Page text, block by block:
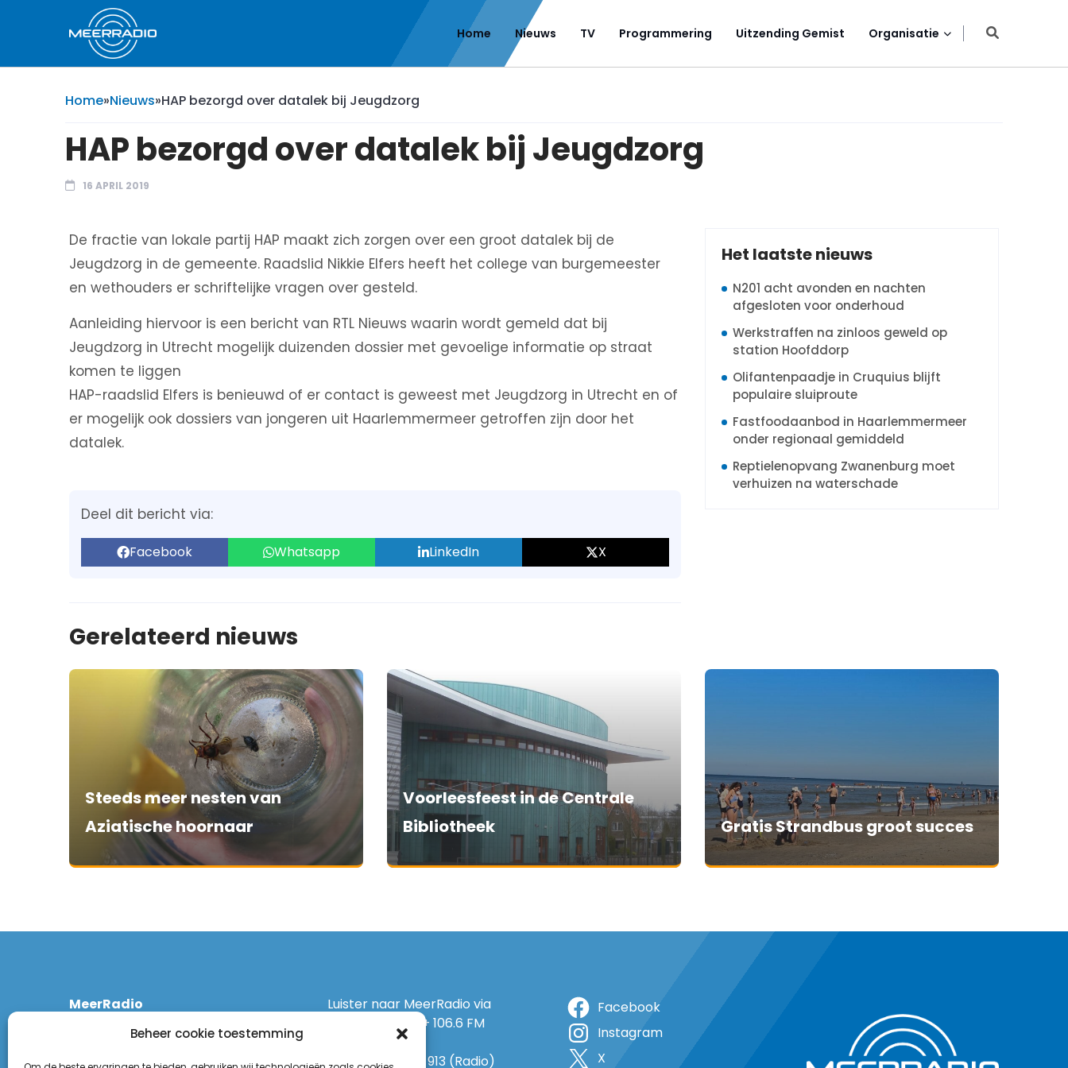
Beheer cookie toestemming
Home Nieuws TV Programmering Uitzending Gemist Organisatie
Home»Nieuws»HAP bezorgd over datalek bij Jeugdzorg
HAP bezorgd over datalek bij Jeugdzorg
16 APRIL 2019
De fractie van lokale partij HAP maakt zich zorgen over een groot datalek bij de
Jeugdzorg in de gemeente. Raadslid Nikkie Elfers heeft het college van burgemeester
en wethouders er schriftelijke vragen over gesteld.
Aanleiding hiervoor is een bericht van RTL Nieuws waarin wordt gemeld dat bij
Jeugdzorg in Utrecht mogelijk duizenden dossier met gevoelige informatie op straat
komen te liggen
HAP-raadslid Elfers is benieuwd of er contact is geweest met Jeugdzorg in Utrecht en of
er mogelijk ook dossiers van jongeren uit Haarlemmermeer getroffen zijn door het
datalek.
Deel dit bericht via:
Facebook Whatsapp LinkedIn X
Het laatste nieuws
N201 acht avonden en nachten
afgesloten voor onderhoud
Werkstraffen na zinloos geweld op
station Hoofddorp
Olifantenpaadje in Cruquius blijft
populaire sluiproute
Fastfoodaanbod in Haarlemmermeer
onder regionaal gemiddeld
Reptielenopvang Zwanenburg moet
verhuizen na waterschade
Gerelateerd nieuws
Steeds meer nesten van
Aziatische hoornaar
Voorleesfeest in de Centrale
Bibliotheek
Gratis Strandbus groot succes
MeerRadio
2131 CT Hoofddorp
(023) 55 55 900
Luister naar MeerRadio via
Ether: 105.5 FM + 106.6 FM
DAB+ op 5A
Ziggo: 38 (TV) + 913 (Radio)
Facebook
Instagram
X